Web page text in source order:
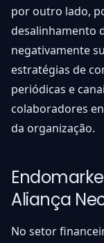
por outro lado,
desalinhamento
negativamente
estratégias de
periódicas e
colaboradores
da organização.
Aliança
No setor